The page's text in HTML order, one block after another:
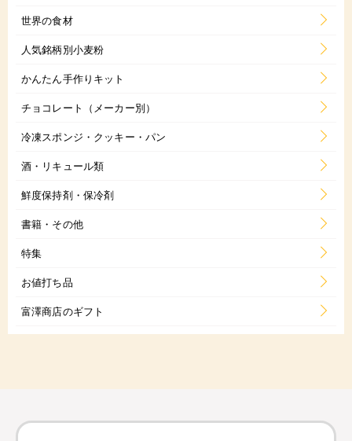
世界の食材
人気銘柄別小麦粉
かんたん手作りキット
チョコレート（メーカー別）
冷凍スポンジ・クッキー・パン
酒・リキュール類
鮮度保持剤・保冷剤
書籍・その他
特集
お値打ち品
富澤商店のギフト